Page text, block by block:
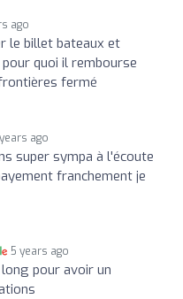
ago
le billet bateaux et
quoi il rembourse
fermé
ago
super sympa à l'écoute
franchement je
5 years ago
pour avoir un